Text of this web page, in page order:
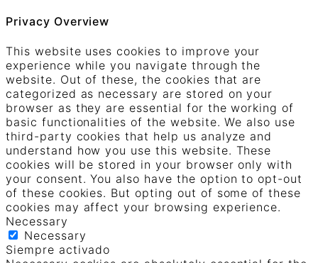
Privacy Overview
This website uses cookies to improve your
experience while you navigate through the
website. Out of these, the cookies that are
categorized as necessary are stored on your
browser as they are essential for the working of
basic functionalities of the website. We also use
third-party cookies that help us analyze and
understand how you use this website. These
cookies will be stored in your browser only with
your consent. You also have the option to opt-out
of these cookies. But opting out of some of these
cookies may affect your browsing experience.
Necessary
Necessary
Siempre activado